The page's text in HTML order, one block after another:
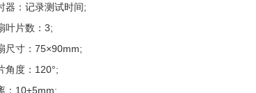
器：记录测试时间;
叶片数：3;
尺寸：75×90mm;
角度：120°;
：10±5mm;